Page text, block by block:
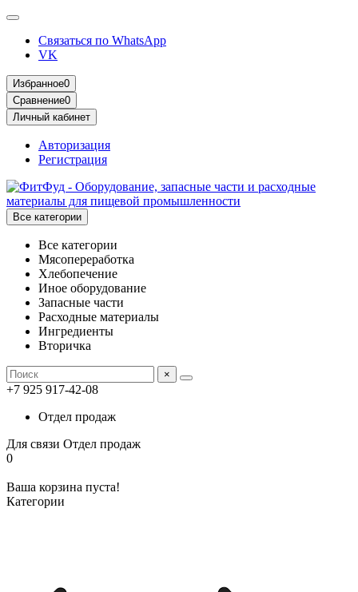
Связаться по WhatsApp
VK
Избранное0
Сравнение0
Личный кабинет
Авторизация
Регистрация
Все категории
Все категории
Мясопереработка
Хлебопечение
Иное оборудование
Запасные части
Расходные материалы
Ингредиенты
Вторичка
×
+7 925 917-42-08
Отдел продаж
Для связи Отдел продаж
0
Ваша корзина пуста!
Категории